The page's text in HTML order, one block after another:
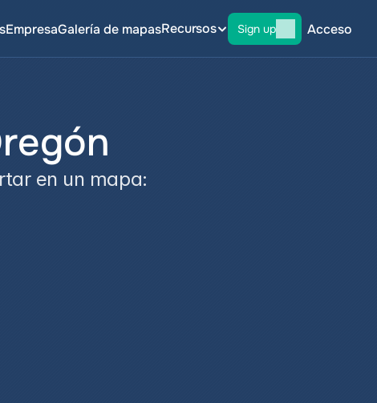
EmpresaGalería de mapasRecursos Sign up Acceso
en un mapa: